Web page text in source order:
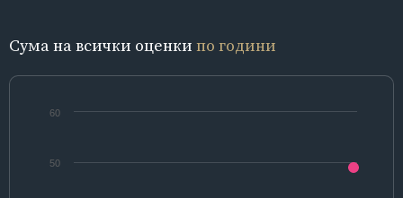
Сума на всички оценки по години
50
60